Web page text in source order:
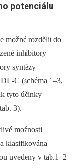
potenciálu
možné rozdělit do
inhibitory
syntézy
C (schéma 1–3,
tyto účinky
3).
možnosti
klasifikována
uvedeny v tab.1–2